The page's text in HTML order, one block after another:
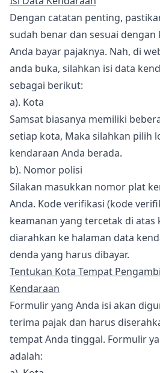
Dengan catatan penting,
sudah benar dan sesuai
Anda bayar pajaknya. Nah, di
anda buka, silahkan isi data
sebagai berikut:
a). Kota
Samsat biasanya memiliki
setiap kota, Maka silahkan pilih
kendaraan Anda berada.
b). Nomor polisi
Silakan masukkan nomor plat
Anda. Kode verifikasi (kode
keamanan yang tercetak di atas
diarahkan ke halaman data
denda yang harus dibayar.
Tentukan Kota Tempat
Kendaraan
Formulir yang Anda isi akan
terima pajak dan harus
tempat Anda tinggal. Formulir
adalah: